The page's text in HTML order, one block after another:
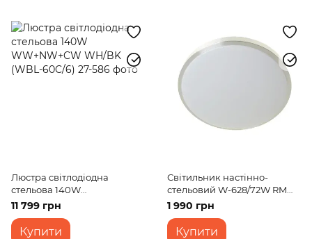
Люстра світлодіодна
стельова 140W
WW+NW+CW WH/BK (WBL-
11 799 грн
Купити
Світильник настінно-
стельовий W-628/72W RM
WW+NW+CW
1 990 грн
Купити